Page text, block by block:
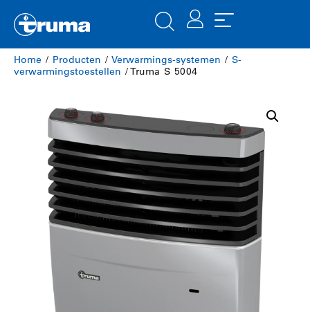
Home / Producten / ​Verwarmings-systemen / S-
verwarmingstoestellen / Truma S 5004